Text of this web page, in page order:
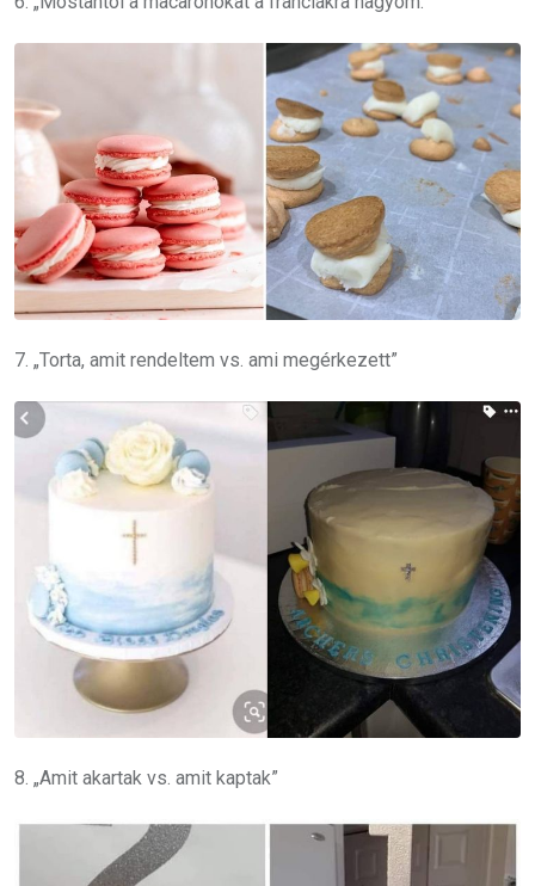
7. „Torta, amit rendeltem vs. ami megérkezett”
8. „Amit akartak vs. amit kaptak”